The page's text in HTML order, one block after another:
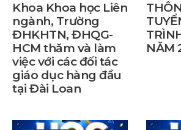
Khoa Khoa học Liên
ngành, Trường
ĐHKHTN, ĐHQG-
HCM thăm và làm
việc với các đối tác
giáo dục hàng đầu
tại Đài Loan
NĂM